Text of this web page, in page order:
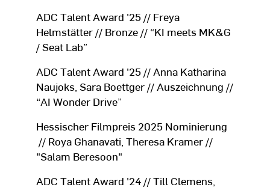
ADC Talent Award '25 // Freya
Helmstätter // Bronze // “KI meets MK&G
/ Seat Lab”
ADC Talent Award '25 // Anna Katharina
Naujoks, Sara Boettger // Auszeichnung //
“AI Wonder Drive”
Hessischer Filmpreis 2025 Nominierung
// Roya Ghanavati, Theresa Kramer //
"Salam Beresoon"
ADC Talent Award '24 // Till Clemens,